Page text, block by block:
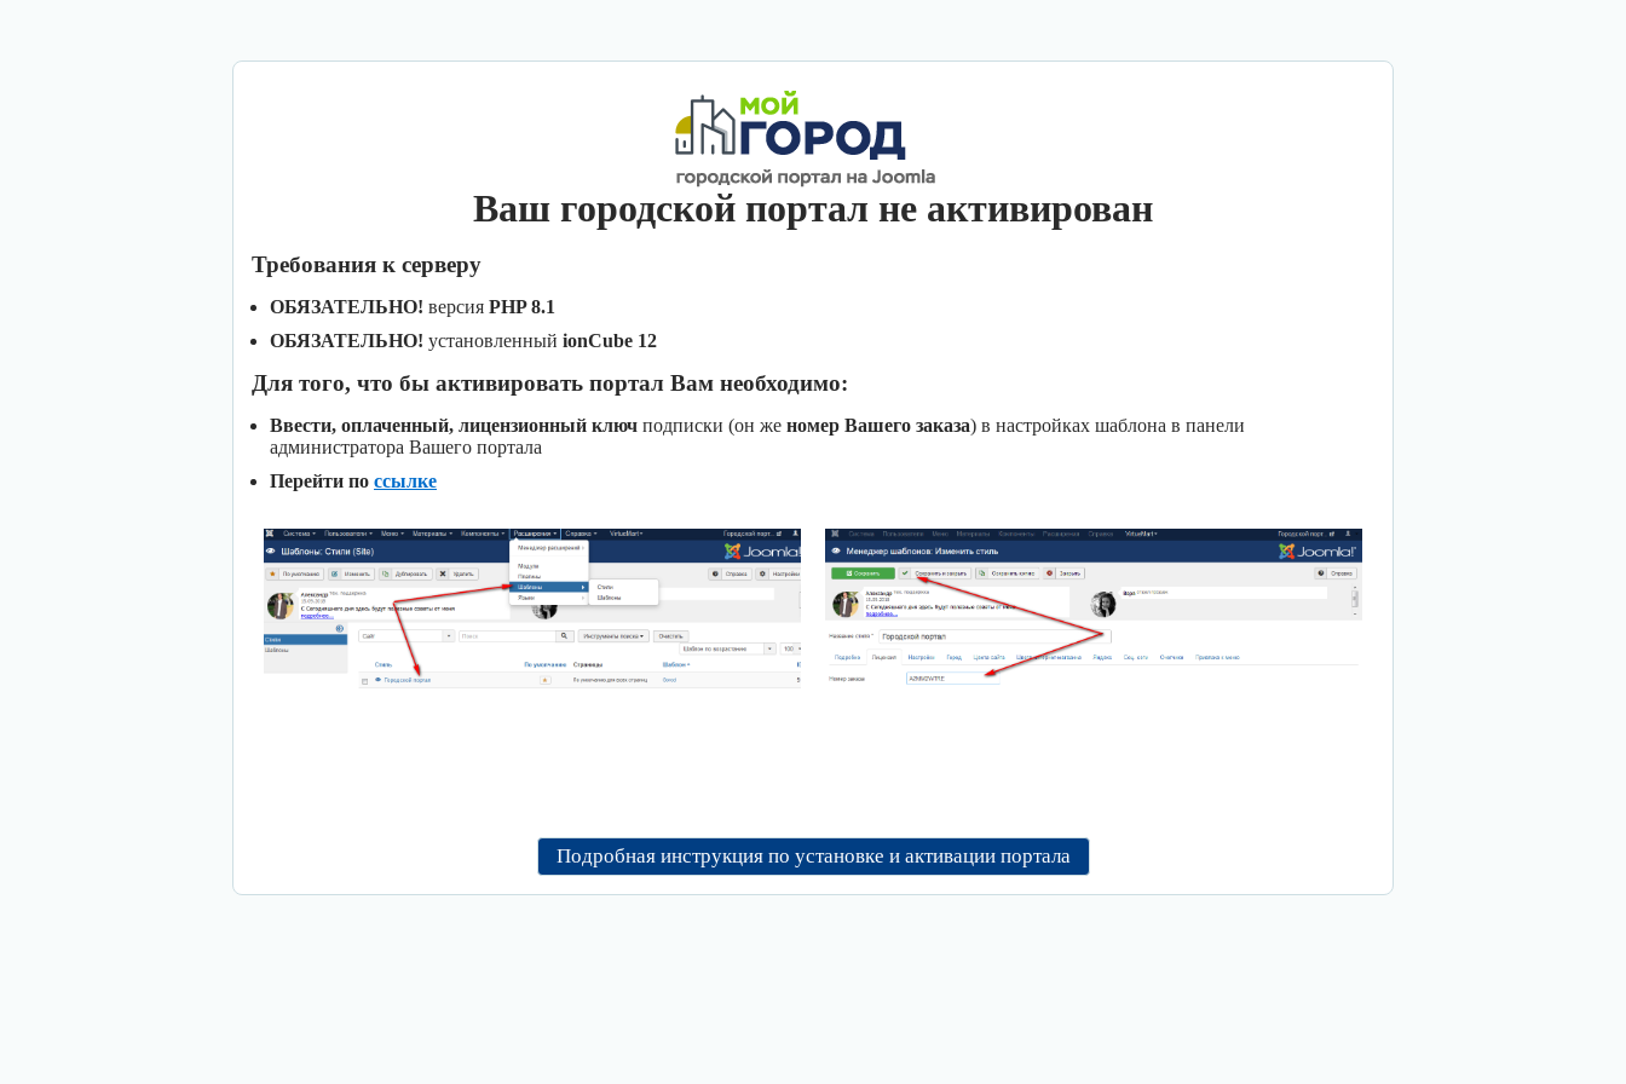
Ваш городской портал не активирован
Требования к серверу
ОБЯЗАТЕЛЬНО! версия PHP 8.1
ОБЯЗАТЕЛЬНО! установленный ionCube 12
Для того, что бы активировать портал Вам необходимо:
Ввести, оплаченный, лицензионный ключ подписки (он же номер Вашего заказа) в настройках шаблона в панели
администратора Вашего портала
Перейти по ссылке
Подробная инструкция по установке и активации портала